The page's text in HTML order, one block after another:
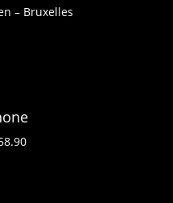
– Bruxelles